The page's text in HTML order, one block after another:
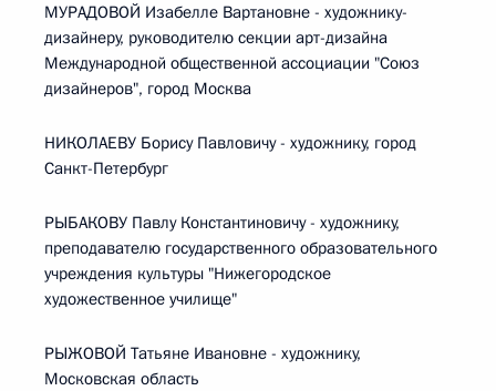
МУРАДОВОЙ Изабелле Вартановне - художнику-
дизайнеру, руководителю секции арт-дизайна
Международной общественной ассоциации "Союз
дизайнеров", город Москва
НИКОЛАЕВУ Борису Павловичу - художнику, город
Санкт-Петербург
РЫБАКОВУ Павлу Константиновичу - художнику,
преподавателю государственного образовательного
учреждения культуры "Нижегородское
художественное училище"
РЫЖОВОЙ Татьяне Ивановне - художнику,
Московская область